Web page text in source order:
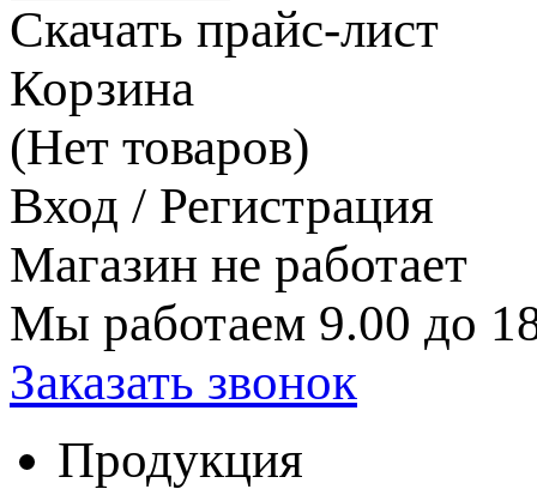
Скачать прайс-лист
Корзина
(Нет товаров)
Вход / Регистрация
Магазин не работает
Мы работаем 9.00 до
Заказать звонок
Продукция